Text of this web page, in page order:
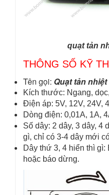
quạt tản
THÔNG SỐ KỸ
Tên gọi: Quạt tản
Kích thước: Ngang,
Điện áp: 5V, 12V, 24V,
Dòng điện: 0,01A, 1A,
Số dây: 2 dây, 3 dây, 4
gì, chỉ có 3-4 dây mới
Dây thứ 3, 4 hiển thì gì:
hoặc báo dừng.